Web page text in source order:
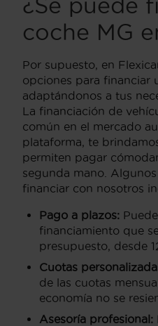
¿Se puede
coche MG
Por supuesto, en
opciones para financiar
adaptándonos a tus
La financiación de
común en el mercado
plataforma, te
permiten pagar
segunda mano.
financiar con nosotros
Pago a plazos:
financiamiento que
presupuesto, desde
Cuotas
de las cuotas
economía no se
Asesoría profesional: